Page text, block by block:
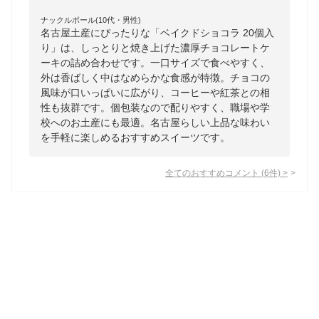
ナックルボール(10代・男性)
名古屋土産にぴったりな「ベイクドショコラ 20個入
り」は、しっとりと焼き上げた濃厚チョコレートケ
ーキの詰め合わせです。一口サイズで食べやすく、
外は香ばしく中はなめらかな食感が特徴。チョコの
風味が口いっぱいに広がり、コーヒーや紅茶との相
性も抜群です。個包装なので配りやすく、職場や学
校へのお土産にも最適。名古屋らしい上品な味わい
を手軽に楽しめるおすすめスイーツです。
全てのおすすめコメント (6件) >